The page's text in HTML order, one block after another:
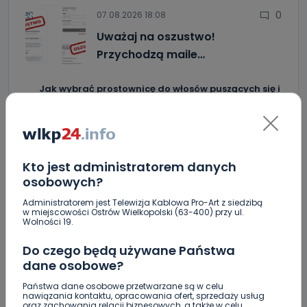
Kto jest administratorem danych
osobowych?
Administratorem jest Telewizja Kablowa Pro-Art z siedzibą
w miejscowości Ostrów Wielkopolski (63-400) przy ul.
Wolności 19.
Do czego będą używane Państwa
dane osobowe?
Państwa dane osobowe przetwarzane są w celu
nawiązania kontaktu, opracowania ofert, sprzedaży usług
07.08.2026 18:08 0
Uważaj na oszustwo!
Przychodzą maile…
Jak wybrać prostownicę do włosów puszących się i
Jakość wody wróciła (prawie) do normy. Jest
komunikat sanepidu
Zatrzymany w Sośniach. Za połamane tablice
przetargu, a kto próbował wrócić do gry?
Rozpoczęły się konsultacje
"Łącznik" w remoncie. Urząd miejski będzie
większy?